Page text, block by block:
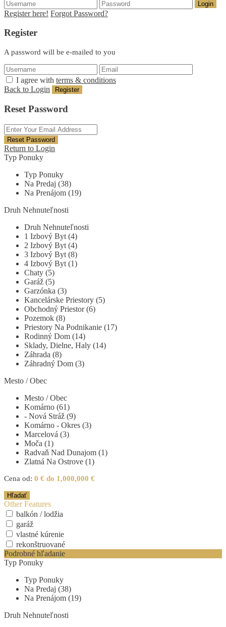
Login
Register here! Forgot Password?
Register
A password will be e-mailed to you
I agree with terms & conditions
Back to Login
Register
Reset Password
Reset Password
Return to Login
Typ Ponuky
Typ Ponuky
Na Predaj (38)
Na Prenájom (19)
Druh Nehnuteľnosti
Druh Nehnuteľnosti
1 Izbový Byt (4)
2 Izbový Byt (4)
3 Izbový Byt (8)
4 Izbový Byt (1)
Chaty (5)
Garáž (5)
Garzónka (3)
Kancelárske Priestory (5)
Obchodný Priestor (6)
Pozemok (8)
Priestory Na Podnikanie (17)
Rodinný Dom (14)
Sklady, Dielne, Haly (14)
Záhrada (8)
Záhradný Dom (3)
Mesto / Obec
Mesto / Obec
Komárno (61)
- Nová Stráž (9)
Komárno - Okres (3)
Marcelová (3)
Moča (1)
Radvaň Nad Dunajom (1)
Zlatná Na Ostrove (1)
Cena od: 0 € do 1,000,000 €
Other Features
balkón / lodžia
garáž
vlastné kúrenie
rekonštruované
Podrobné hľadanie
Typ Ponuky
Typ Ponuky
Na Predaj (38)
Na Prenájom (19)
Druh Nehnuteľnosti